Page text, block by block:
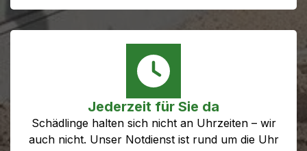
Jederzeit für Sie da
Schädlinge halten sich nicht an Uhrzeiten – wir
auch nicht. Unser Notdienst ist rund um die Uhr